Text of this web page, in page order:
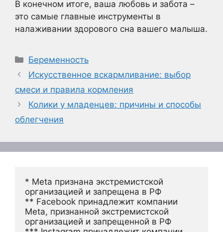
В конечном итоге, ваша любовь и забота –
это самые главные инструменты в
налаживании здорового сна вашего малыша.
Рубрики
Беременность
Искусственное вскармливание: выбор
смеси и правила кормления
Колики у младенцев: причины и способы
облегчения
* Meta признана экстремистской
организацией и запрещена в РФ
** Facebook принадлежит компании
Meta, признанной экстремистской
организацией и запрещенной в РФ